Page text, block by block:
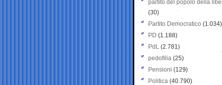
partito del popolo della
(30)
Partito Democratico (1.034)
PD (1.188)
PdL (2.781)
pedofilia (25)
Pensioni (129)
Politica (40.790)